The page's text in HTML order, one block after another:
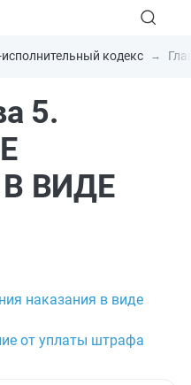
кодекс
5.
ВИДЕ
наказания в виде
от уплаты штрафа